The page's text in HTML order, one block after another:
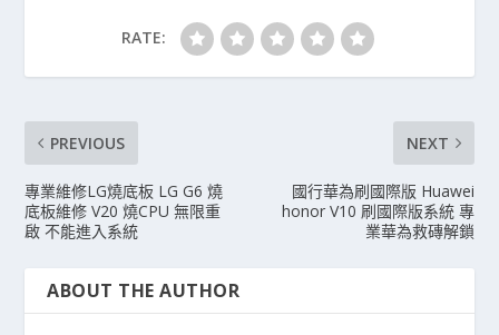
RATE:
PREVIOUS
專業維修LG燒底板 LG G6 燒
底板維修 V20 燒CPU 無限重
啟 不能進入系統
NEXT
國行華為刷國際版 Huawei
honor V10 刷國際版系統 專
業華為救磚解鎖
ABOUT THE AUTHOR